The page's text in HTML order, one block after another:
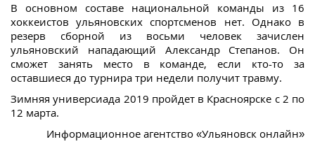
В основном составе национальной команды из 16
хоккеистов ульяновских спортсменов нет. Однако в
резерв сборной из восьми человек зачислен
ульяновский нападающий Александр Степанов. Он
сможет занять место в команде, если кто-то за
оставшиеся до турнира три недели получит травму.
Зимняя универсиада 2019 пройдет в Красноярске с 2 по
12 марта.
Информационное агентство «Ульяновск онлайн»